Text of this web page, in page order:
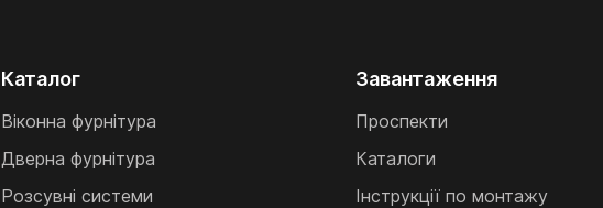
Каталог
Віконна фурнітура
Дверна фурнітура
Розсувні системи
Завантаження
Проспекти
Каталоги
Інструкції по монтажу